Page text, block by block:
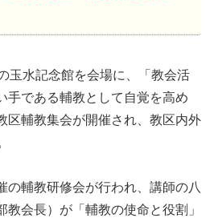
玉水記念館を会場に、「教会活
手である輔教として自覚を高め
区輔教集会が開催され、教区内外
の輔教研修会が行われ、講師の八
教会長）が「輔教の使命と役割」